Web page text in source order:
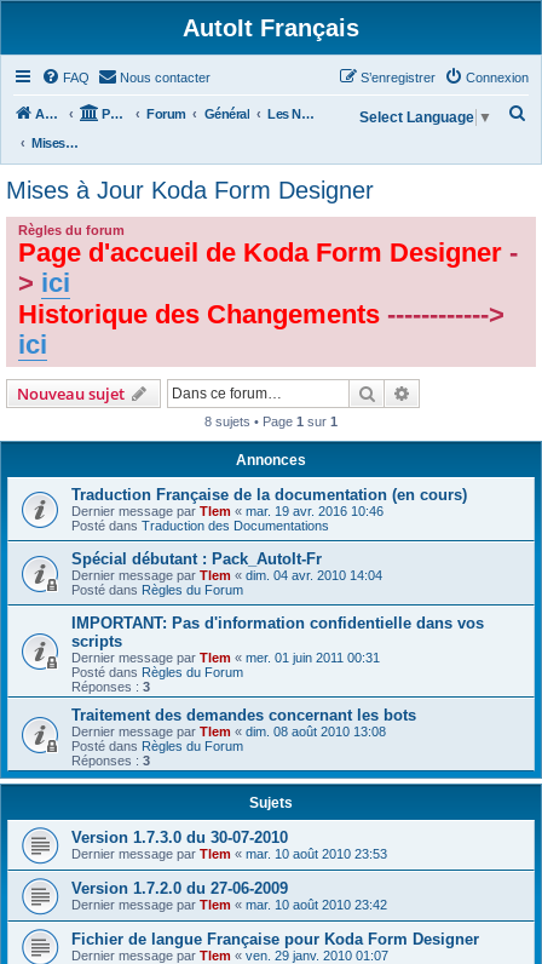
AutoIt Français
FAQ Nous contacter Connexion
S’enregistrer
Accueil Portail Forum Général
Les Nouvelles d'AutoIt
Mises à Jour Koda Form Designer
Select Language ▼
Mises à Jour Koda Form Designer
Règles du forum
Page d'accueil de Koda Form Designer -
> ici
Historique des Changements ------------>
ici
Nouveau sujet Rechercher
8 sujets • Page 1 sur 1
Annonces
Traduction Française de la documentation (en cours)
Dernier message par Tlem « mar. 19 avr. 2016 10:46
Posté dans Traduction des Documentations
Spécial débutant : Pack_AutoIt-Fr
Dernier message par Tlem « dim. 04 avr. 2010 14:04
Posté dans Règles du Forum
IMPORTANT: Pas d'information confidentielle dans vos
scripts
Dernier message par Tlem « mer. 01 juin 2011 00:31
Posté dans Règles du Forum
Réponses : 3
Traitement des demandes concernant les bots
Dernier message par Tlem « dim. 08 août 2010 13:08
Posté dans Règles du Forum
Réponses : 3
Sujets
Version 1.7.3.0 du 30-07-2010
Dernier message par Tlem « mar. 10 août 2010 23:53
Version 1.7.2.0 du 27-06-2009
Dernier message par Tlem « mar. 10 août 2010 23:42
Fichier de langue Française pour Koda Form Designer
Dernier message par Tlem « ven. 29 janv. 2010 01:07